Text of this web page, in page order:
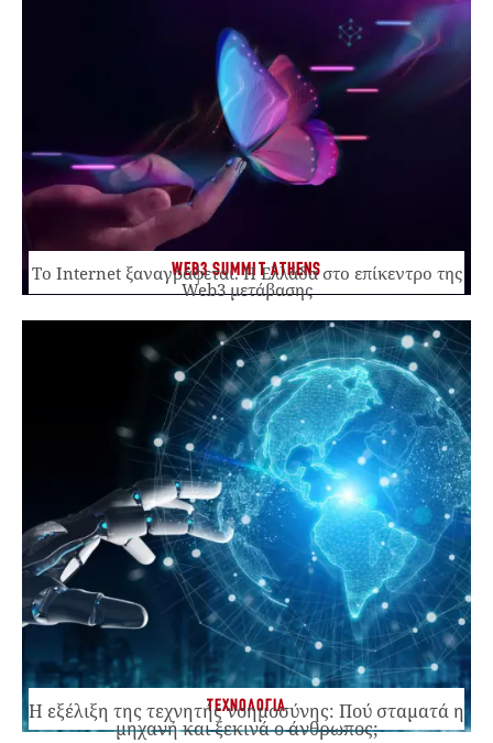
WEB3 SUMMIT ATHENS
Το Internet ξαναγράφεται. Η Ελλάδα στο επίκεντρο της
Web3 μετάβασης
ΤΕΧΝΟΛΟΓΙΑ
Η εξέλιξη της τεχνητής νοημοσύνης: Πού σταματά η
μηχανή και ξεκινά ο άνθρωπος;